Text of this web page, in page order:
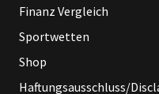
Finanz Vergleich
Sportwetten
Shop
Haftungsausschluss/